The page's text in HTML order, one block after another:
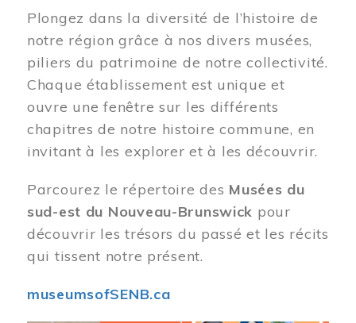
Plongez dans la diversité de l’histoire de
notre région grâce à nos divers musées,
piliers du patrimoine de notre collectivité.
Chaque établissement est unique et
ouvre une fenêtre sur les différents
chapitres de notre histoire commune, en
invitant à les explorer et à les découvrir.
Parcourez le répertoire des Musées du
sud-est du Nouveau-Brunswick pour
découvrir les trésors du passé et les récits
qui tissent notre présent.
museumsofSENB.ca